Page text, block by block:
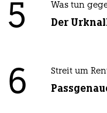
5 Was tun
Der
6 Streit um